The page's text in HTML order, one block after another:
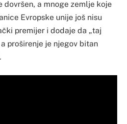
dovršen, a mnoge zemlje koje
Evropske unije još nisu
premijer i dodaje da „taj
proširenje je njegov bitan